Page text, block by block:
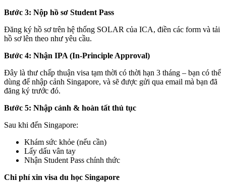
Bước 3: Nộp hồ sơ Student Pass
Đăng ký hồ sơ trên hệ thống SOLAR của ICA, điền các form và tải
hồ sơ lên theo như yêu cầu.
Bước 4: Nhận IPA (In-Principle Approval)
Đây là thư chấp thuận visa tạm thời có thời hạn 3 tháng – bạn có thể
dùng để nhập cảnh Singapore, và sẽ được gửi qua email mà bạn đã
đăng ký trước đó.
Bước 5: Nhập cảnh & hoàn tất thủ tục
Sau khi đến Singapore:
Khám sức khỏe (nếu cần)
Lấy dấu vân tay
Nhận Student Pass chính thức
Chi phí xin visa du học Singapore